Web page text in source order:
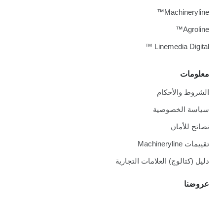
معلومات
الشروط والأحكام
سياسة الخصوصية
نصائح للأمان
تقييمات Machineryline
دليل (كتالوج) العلامات التجارية
عروضنا
Machineryline™
Agroline™
Linemedia Digital ™